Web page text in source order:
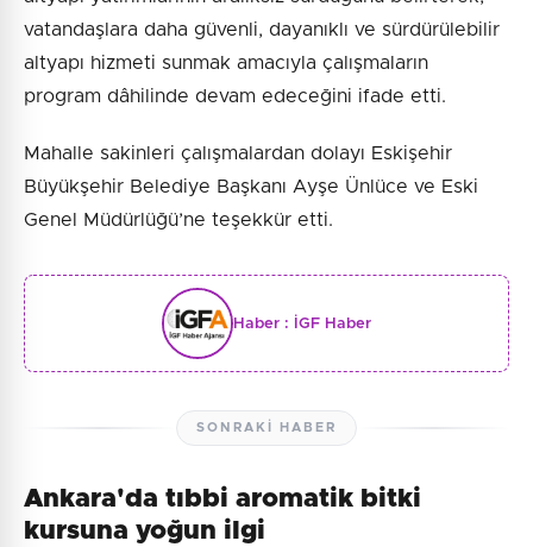
vatandaşlara daha güvenli, dayanıklı ve sürdürülebilir
altyapı hizmeti sunmak amacıyla çalışmaların
program dâhilinde devam edeceğini ifade etti.
Mahalle sakinleri çalışmalardan dolayı Eskişehir
Büyükşehir Belediye Başkanı Ayşe Ünlüce ve Eski
Genel Müdürlüğü’ne teşekkür etti.
Haber : İGF Haber
SONRAKI HABER
Ankara'da tıbbi aromatik bitki
kursuna yoğun ilgi